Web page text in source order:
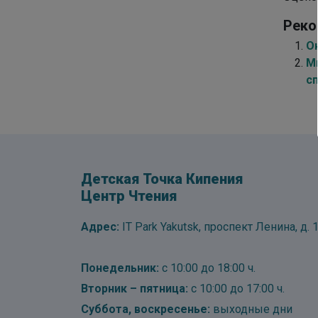
Детская Точка Кипения
Центр Чтения
Адрес: IT Park Yakutsk, проспект Ленина, д.
Понедельник: с 10:00 до 18:00 ч.
Вторник – пятница: с 10:00 до 17:00 ч.
Суббота, воскресенье: выходные дни